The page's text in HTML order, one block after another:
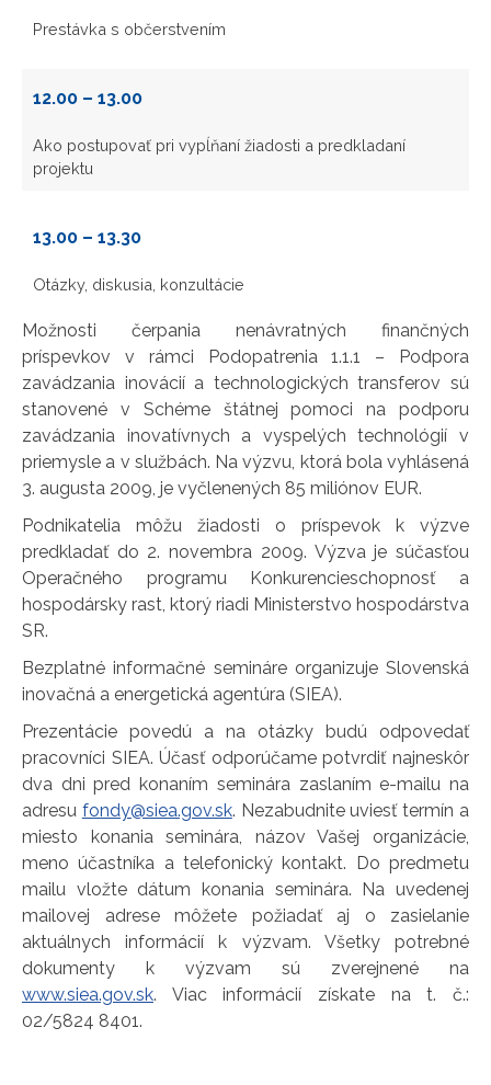
Prestávka s občerstvením
12.00 – 13.00
Ako postupovať pri vypĺňaní žiadosti a predkladaní
projektu
13.00 – 13.30
Otázky, diskusia, konzultácie
Možnosti čerpania nenávratných finančných
príspevkov v rámci Podopatrenia 1.1.1 – Podpora
zavádzania inovácií a technologických transferov sú
stanovené v Schéme štátnej pomoci na podporu
zavádzania inovatívnych a vyspelých technológií v
priemysle a v službách. Na výzvu, ktorá bola vyhlásená
3. augusta 2009, je vyčlenených 85 miliónov EUR.
Podnikatelia môžu žiadosti o príspevok k výzve
predkladať do 2. novembra 2009. Výzva je súčasťou
Operačného programu Konkurencieschopnosť a
hospodársky rast, ktorý riadi Ministerstvo hospodárstva
SR.
Bezplatné informačné semináre organizuje Slovenská
inovačná a energetická agentúra (SIEA).
Prezentácie povedú a na otázky budú odpovedať
pracovníci SIEA. Účasť odporúčame potvrdiť najneskôr
dva dni pred konaním seminára zaslaním e-mailu na
adresu fondy@siea.gov.sk. Nezabudnite uviesť termín a
miesto konania seminára, názov Vašej organizácie,
meno účastníka a telefonický kontakt. Do predmetu
mailu vložte dátum konania seminára. Na uvedenej
mailovej adrese môžete požiadať aj o zasielanie
aktuálnych informácií k výzvam. Všetky potrebné
dokumenty k výzvam sú zverejnené na
www.siea.gov.sk. Viac informácií získate na t. č.:
02/5824 8401.